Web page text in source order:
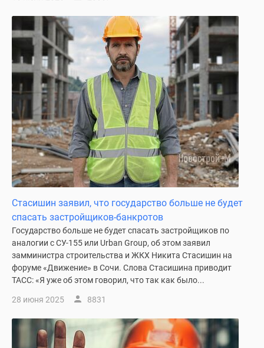
Стасишин заявил, что государство больше не будет
спасать застройщиков-банкротов
Государство больше не будет спасать застройщиков по
аналогии с СУ-155 или Urban Group, об этом заявил
замминистра строительства и ЖКХ Никита Стасишин на
форуме «Движение» в Сочи. Слова Стасишина приводит
ТАСС: «Я уже об этом говорил, что так как было...
28 июня 2025 8831